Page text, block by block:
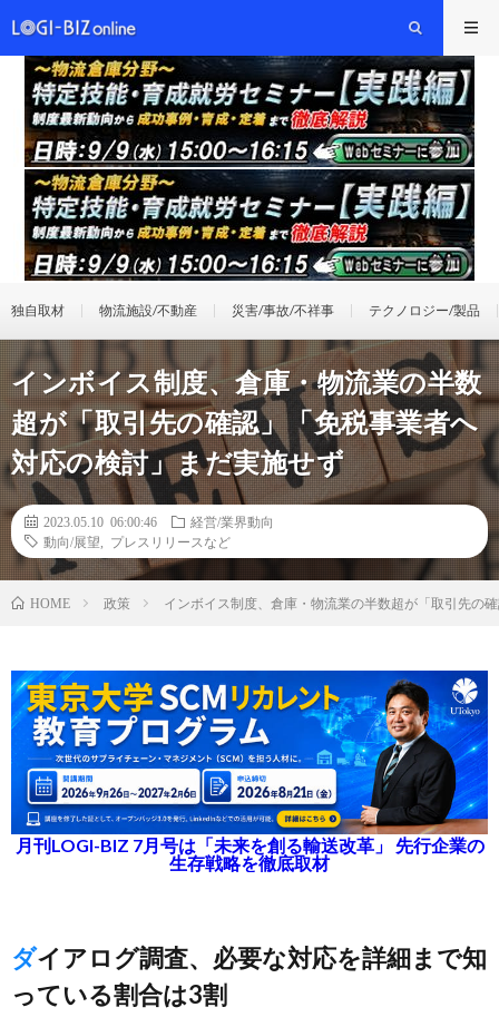
独自取材 物流施設/不動産 災害/事故/不祥事 テクノロジー/製品
インボイス制度、倉庫・物流業の半数
超が「取引先の確認」「免税事業者へ
対応の検討」まだ実施せず
2023.05.10 06:00:46
経営/業界動向
動向/展望
プレスリリースなど
HOME 政策 インボイス制度、倉庫・物流業の半数超が「取引先の
月刊LOGI-BIZ 7月号は「未来を創る輸送改革」 先行企業の
生存戦略を徹底取材
ダイアログ調査、必要な対応を詳細まで知
っている割合は3割